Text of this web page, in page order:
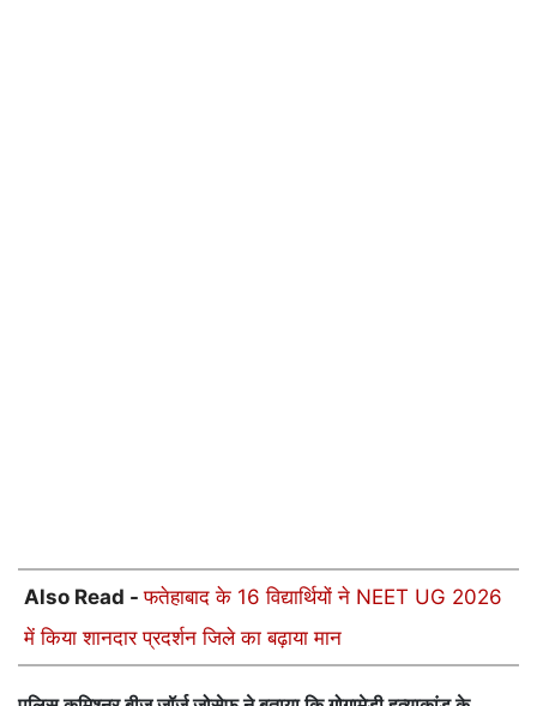
Also Read -फतेहाबाद के 16 विद्यार्थियों ने NEET UG 2026
में किया शानदार प्रदर्शन जिले का बढ़ाया मान